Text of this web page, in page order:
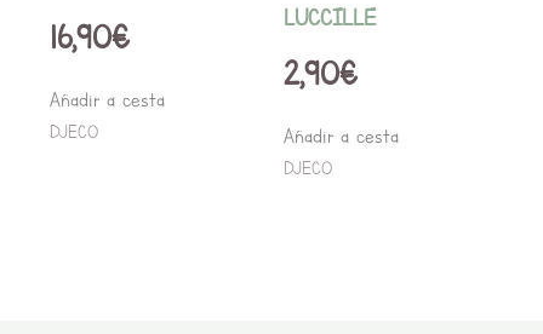
16,90€
Añadir a cesta
DJECO
LUCCILLE
2,90€
Añadir a cesta
DJECO